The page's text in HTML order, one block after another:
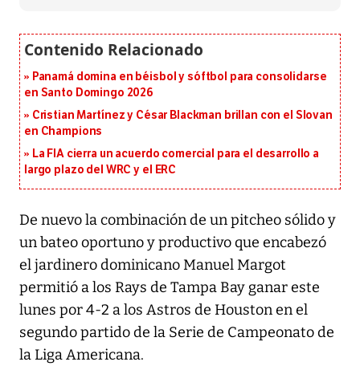
Panamá domina en béisbol y sóftbol para consolidarse
en Santo Domingo 2026
Cristian Martínez y César Blackman brillan con el Slovan
en Champions
La FIA cierra un acuerdo comercial para el desarrollo a
largo plazo del WRC y el ERC
De nuevo la combinación de un pitcheo sólido y
un bateo oportuno y productivo que encabezó
el jardinero dominicano Manuel Margot
permitió a los Rays de Tampa Bay ganar este
lunes por 4-2 a los Astros de Houston en el
segundo partido de la Serie de Campeonato de
la Liga Americana.